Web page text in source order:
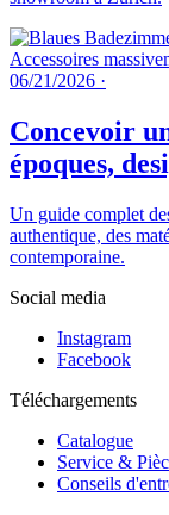
06/21/2026 ·
Concevoir
époques,
Un guide complet
authentique, des
contemporaine.
Social media
Instagram
Facebook
Téléchargements
Catalogue
Service &
Conseils